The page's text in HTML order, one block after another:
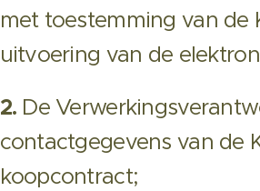
met toestemming van de
uitvoering van de
2. De
contactgegevens van de
koopcontract;